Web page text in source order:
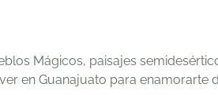
Mágicos, paisajes
en Guanajuato para enamorarte